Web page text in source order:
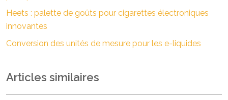
Heets : palette de goûts pour cigarettes électroniques
innovantes
Conversion des unités de mesure pour les e-liquides
Articles similaires